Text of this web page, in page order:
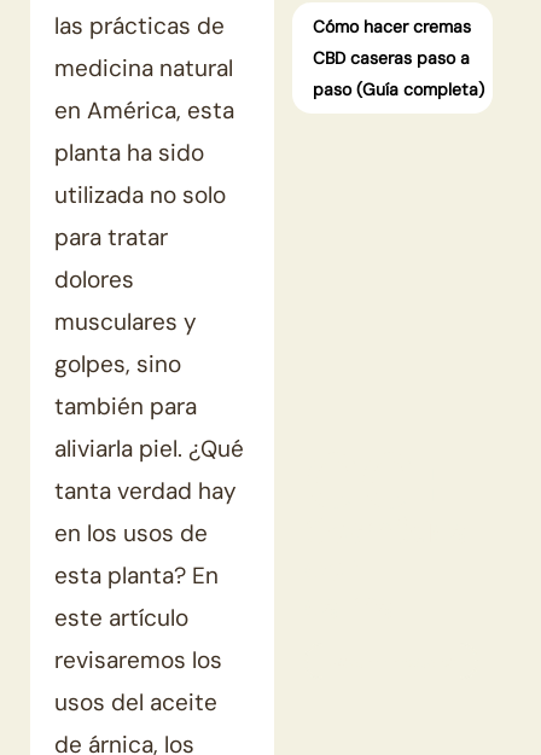
las prácticas de
medicina natural
en América, esta
planta ha sido
utilizada no solo
para tratar
dolores
musculares y
golpes, sino
también para
aliviarla piel. ¿Qué
tanta verdad hay
en los usos de
esta planta? En
este artículo
revisaremos los
usos del aceite
de árnica, los
Cómo hacer cremas
CBD caseras paso a
paso (Guía completa)